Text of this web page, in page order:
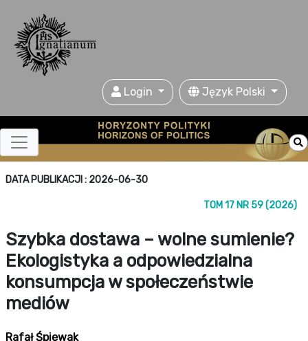
Login Język Polski
DATA PUBLIKACJI : 2026-06-30
TOM 17 NR 59 (2026)
Szybka dostawa – wolne sumienie?
Ekologistyka a odpowiedzialna
konsumpcja w społeczeństwie
mediów
Rafał Śpiewak